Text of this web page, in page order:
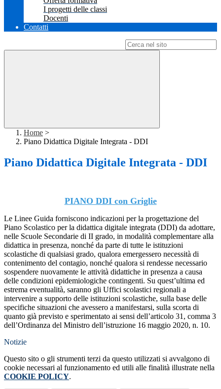
I progetti delle classi
Docenti
Contatti
Home >
Piano Didattica Digitale Integrata - DDI
Piano Didattica Digitale Integrata - DDI
PIANO DDI con Griglie
Le Linee Guida forniscono indicazioni per la progettazione del
Piano Scolastico per la didattica digitale integrata (DDI) da adottare,
nelle Scuole Secondarie di II grado, in modalità complementare alla
didattica in presenza, nonché da parte di tutte le istituzioni
scolastiche di qualsiasi grado, qualora emergessero necessità di
contenimento del contagio, nonché qualora si rendesse necessario
sospendere nuovamente le attività didattiche in presenza a causa
delle condizioni epidemiologiche contingenti. Su quest’ultima ed
estrema eventualità, saranno gli Uffici scolastici regionali a
intervenire a supporto delle istituzioni scolastiche, sulla base delle
specifiche situazioni che avessero a manifestarsi, sulla scorta di
quanto già previsto e sperimentato ai sensi dell’articolo 31, comma 3
dell’Ordinanza del Ministro dell’istruzione 16 maggio 2020, n. 10.
Notizie
Questo sito o gli strumenti terzi da questo utilizzati si avvalgono di
cookie necessari al funzionamento ed utili alle finalità illustrate nella
COOKIE POLICY.